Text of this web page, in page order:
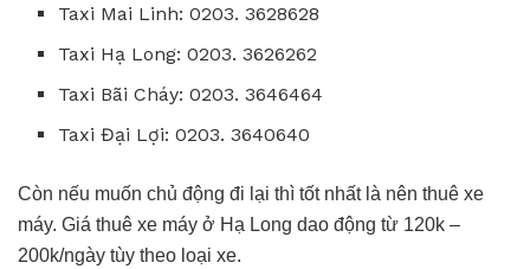
Taxi Mai Linh: 0203. 3628628
Taxi Hạ Long: 0203. 3626262
Taxi Bãi Cháy: 0203. 3646464
Taxi Đại Lợi: 0203. 3640640
Còn nếu muốn chủ động đi lại thì tốt nhất là nên thuê xe
máy. Giá thuê xe máy ở Hạ Long dao động từ 120k –
200k/ngày tùy theo loại xe.